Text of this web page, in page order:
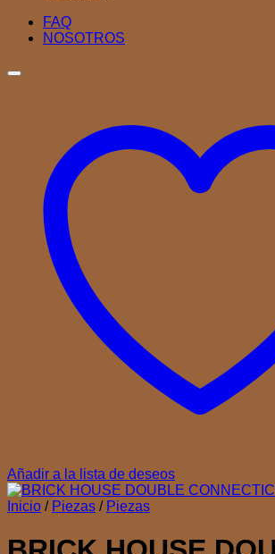
FAQ
NOSOTROS
Añadir a la lista de deseos
Inicio / Piezas / Piezas